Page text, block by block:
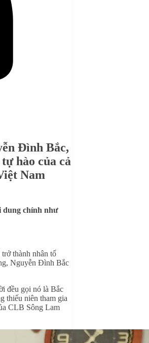
Đình Bắc,
hào của cả
Nam
dung chính như
thành nhân tố
Nguyễn Đình Bắc
đều gọi nó là Bắc
thiếu niên tham gia
CLB Sông Lam